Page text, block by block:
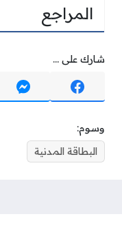
المراجع
شارك على ...
وسوم:
البطاقة المدنية